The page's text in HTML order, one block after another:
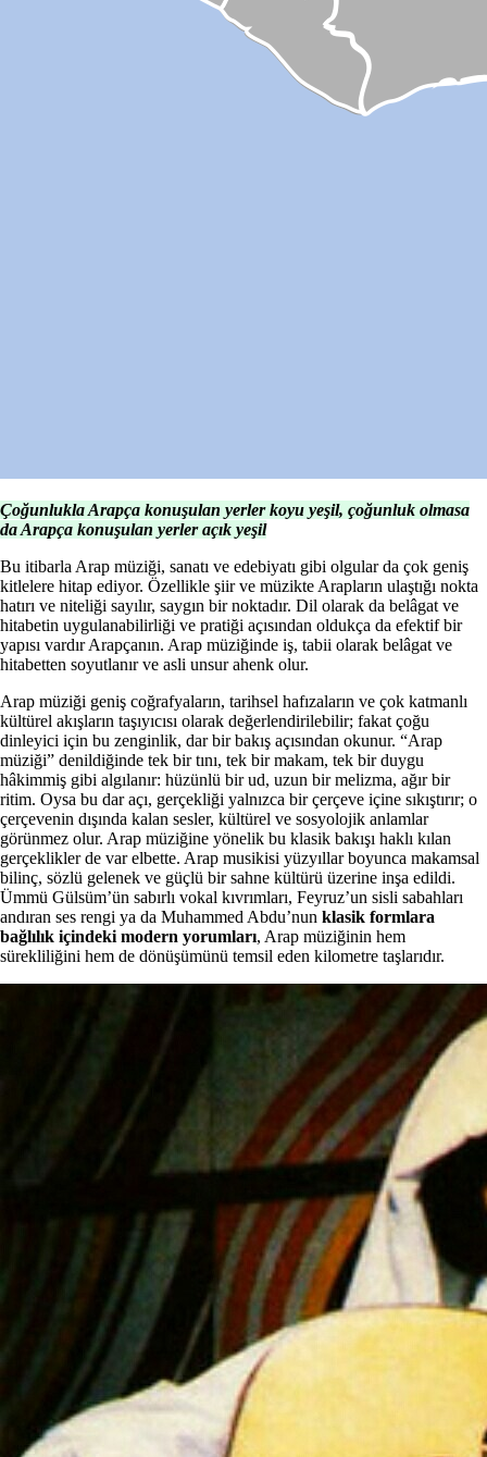
Çoğunlukla Arapça konuşulan yerler koyu yeşil, çoğunluk olmasa
da Arapça konuşulan yerler açık yeşil
Bu itibarla Arap müziği, sanatı ve edebiyatı gibi olgular da çok geniş
kitlelere hitap ediyor. Özellikle şiir ve müzikte Arapların ulaştığı nokta
hatırı ve niteliği sayılır, saygın bir noktadır. Dil olarak da belâgat ve
hitabetin uygulanabilirliği ve pratiği açısından oldukça da efektif bir
yapısı vardır Arapçanın. Arap müziğinde iş, tabii olarak belâgat ve
hitabetten soyutlanır ve asli unsur ahenk olur.
Arap müziği geniş coğrafyaların, tarihsel hafızaların ve çok katmanlı
kültürel akışların taşıyıcısı olarak değerlendirilebilir; fakat çoğu
dinleyici için bu zenginlik, dar bir bakış açısından okunur. “Arap
müziği” denildiğinde tek bir tını, tek bir makam, tek bir duygu
hâkimmiş gibi algılanır: hüzünlü bir ud, uzun bir melizma, ağır bir
ritim. Oysa bu dar açı, gerçekliği yalnızca bir çerçeve içine sıkıştırır; o
çerçevenin dışında kalan sesler, kültürel ve sosyolojik anlamlar
görünmez olur. Arap müziğine yönelik bu klasik bakışı haklı kılan
gerçeklikler de var elbette. Arap musikisi yüzyıllar boyunca makamsal
bilinç, sözlü gelenek ve güçlü bir sahne kültürü üzerine inşa edildi.
Ümmü Gülsüm’ün sabırlı vokal kıvrımları, Feyruz’un sisli sabahları
andıran ses rengi ya da Muhammed Abdu’nun klasik formlara
bağlılık içindeki modern yorumları, Arap müziğinin hem
sürekliliğini hem de dönüşümünü temsil eden kilometre taşlarıdır.